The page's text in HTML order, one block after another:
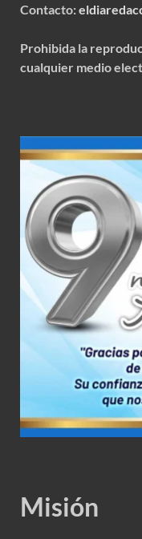
Contacto:
Prohibida la
cualquier medio
Misión